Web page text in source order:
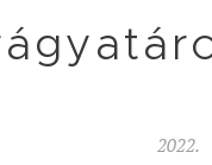
2022.